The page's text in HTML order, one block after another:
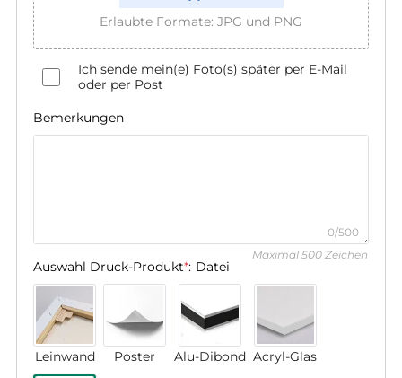
Erlaubte Formate: JPG und PNG
Ich sende mein(e) Foto(s) später per E-Mail
oder per Post
Bemerkungen
0/500
Maximal 500 Zeichen
Auswahl Druck-Produkt*: Datei
Leinwand Poster Alu-Dibond Acryl-Glas